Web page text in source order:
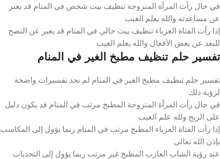
في حال رأت المرأة المتزوجة تنظيف بيت شخص في المنام قد يعبر
عن مساعدته والله يعلم الغيب
إذا رأت الفتاة العزباء تنظيف بيت خالي في المنام قد يعبر عن النصح
للبعد عن بعض الأفعال والله يعلم الغيب
تفسير حلم تنظيف مطبخ الغير في المنام
تفسير حلم تنظيف مطبخ الغير في المنام لم نجد تفسيرات واضحة
لرؤية ذلك
في حال رأت المرأة المتزوجة المطبخ مرتب في المنام قد يكون دليل
على الربح ولله علم الغيب
إذا رأت الفتاة العزباء المطبخ مرتب في المنام ربما يؤول إلى المكاسب
بإذن الله تعالى
عند رؤية الشاب العازب المطبخ غير مرتب ربما يؤول إلى التحديات